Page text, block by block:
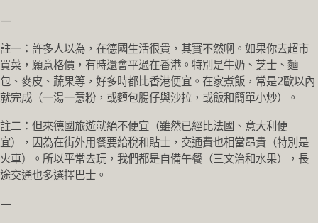
—
註一：許多人以為，在德國生活很貴，其實不然啊。如果你去超市
買菜，願意格價，有時還會平過在香港。特別是牛奶、芝士、麵
包、麥皮、蔬果等，好多時都比香港便宜。在家煮飯，常是2歐以內
就完成（一湯一意粉，或麪包腸仔與沙拉，或飯和簡單小炒）。
註二：但來德國旅遊就絕不便宜（雖然已經比法國、意大利便
宜），因為在街外用餐要給稅和貼士，交通費也相當昂貴（特別是
火車）。所以平常去玩，我們都是自備午餐（三文治和水果），長
途交通也多選擇巴士。
—